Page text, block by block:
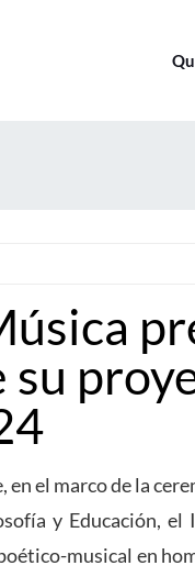
en el marco de la
y Educación,
musical en